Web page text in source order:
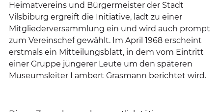
Heimatvereins und Bürgermeister der Stadt
Vilsbiburg ergreift die Initiative, lädt zu einer
Mitgliederversammlung ein und wird auch prompt
zum Vereinschef gewählt. Im April 1968 erscheint
erstmals ein Mitteilungsblatt, in dem vom Eintritt
einer Gruppe jüngerer Leute um den späteren
Museumsleiter Lambert Grasmann berichtet wird.